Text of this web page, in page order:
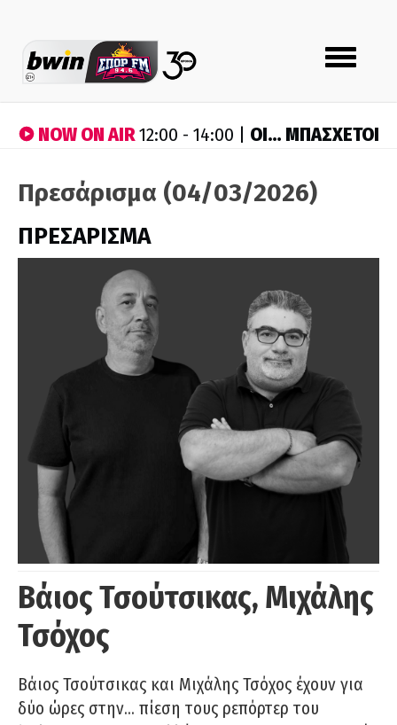
Toggle
navigation
NOW ON AIR12:00 - 14:00 | ΟΙ… ΜΠΑΣΧΕΤΟΙ
Πρεσάρισμα (04/03/2026)
ΠΡΕΣΑΡΙΣΜΑ
Βάιος Τσούτσικας, Μιχάλης
Τσόχος
Βάιος Τσούτσικας και Μιχάλης Τσόχος έχουν για
δύο ώρες στην… πίεση τους ρεπόρτερ του